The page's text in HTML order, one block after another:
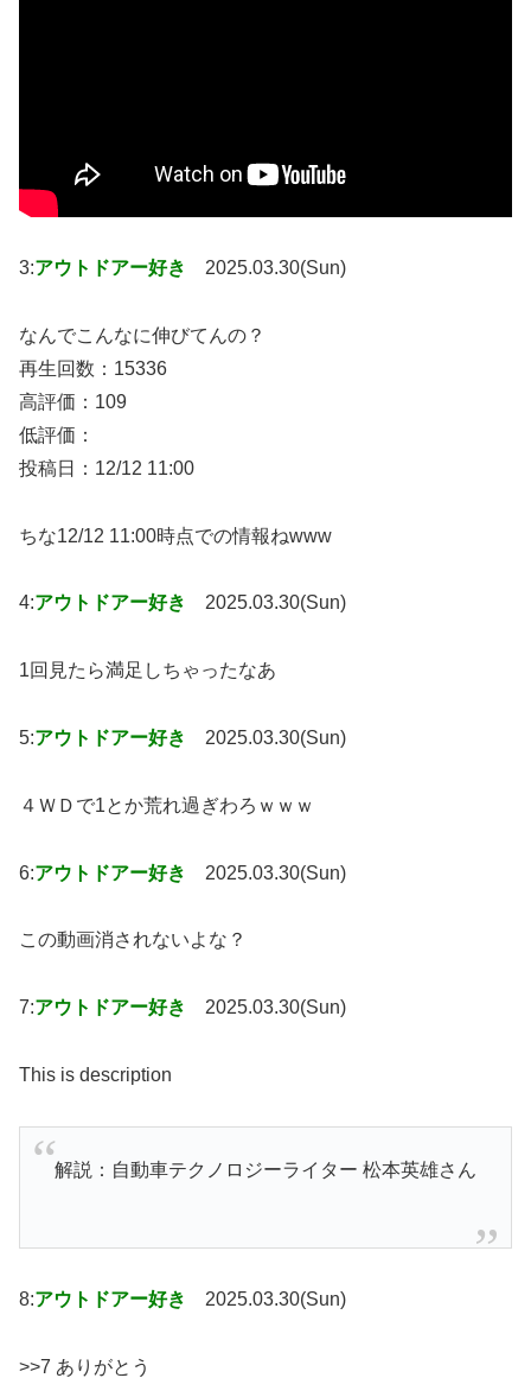
3:アウトドアー好き 2025.03.30(Sun)
なんでこんなに伸びてんの？
再生回数：15336
高評価：109
低評価：
投稿日：12/12 11:00
ちな12/12 11:00時点での情報ねwww
4:アウトドアー好き 2025.03.30(Sun)
1回見たら満足しちゃったなあ
5:アウトドアー好き 2025.03.30(Sun)
４ＷＤで1とか荒れ過ぎわろｗｗｗ
6:アウトドアー好き 2025.03.30(Sun)
この動画消されないよな？
7:アウトドアー好き 2025.03.30(Sun)
This is description
解説：自動車テクノロジーライター 松本英雄さん
8:アウトドアー好き 2025.03.30(Sun)
>>7 ありがとう